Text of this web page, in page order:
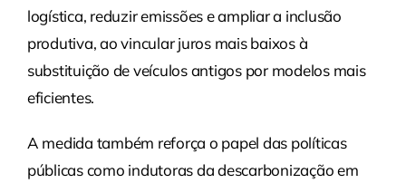
logística, reduzir emissões e ampliar a inclusão
produtiva, ao vincular juros mais baixos à
substituição de veículos antigos por modelos mais
eficientes.
A medida também reforça o papel das políticas
públicas como indutoras da descarbonização em